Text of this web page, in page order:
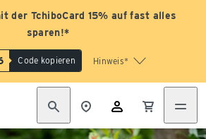
der TchiboCard 15% auf fast alles
sparen!*
Code kopieren Hinweis*